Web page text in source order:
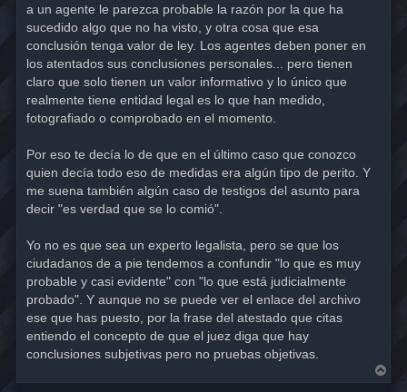
a un agente le parezca probable la razón por la que ha
sucedido algo que no ha visto, y otra cosa que esa
conclusión tenga valor de ley. Los agentes deben poner en
los atentados sus conclusiones personales... pero tienen
claro que solo tienen un valor informativo y lo único que
realmente tiene entidad legal es lo que han medido,
fotografiado o comprobado en el momento.
Por eso te decía lo de que en el último caso que conozco
quien decía todo eso de medidas era algún tipo de perito. Y
me suena también algún caso de testigos del asunto para
decir "es verdad que se lo comió".
Yo no es que sea un experto legalista, pero se que los
ciudadanos de a pie tendemos a confundir "lo que es muy
probable y casi evidente" con "lo que está judicialmente
probado". Y aunque no se puede ver el enlace del archivo
ese que has puesto, por la frase del atestado que citas
entiendo el concepto de que el juez diga que hay
conclusiones subjetivas pero no pruebas objetivas.
r